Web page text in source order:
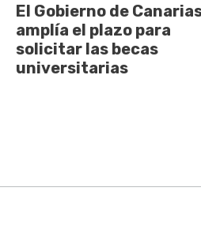
El Gobierno de
amplía el plazo para
solicitar las becas
universitarias